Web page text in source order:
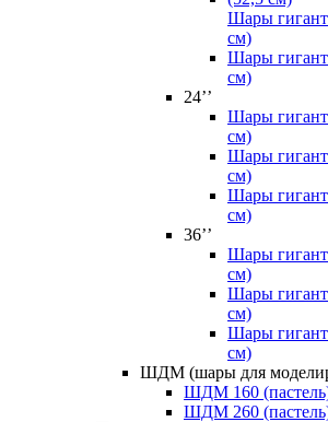
Шары
см)
Шары
см)
24’’
Шары
см)
Шары
см)
Шары
см)
36’’
Шары
см)
Шары
см)
Шары
см)
ШДМ (шары для
ШДМ 160
ШДМ 260